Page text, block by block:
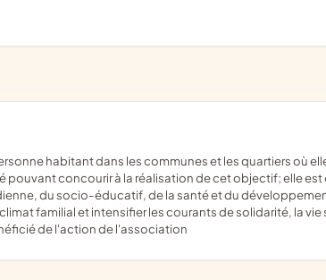
concourir à la réalisation de cet objectif; elle
du socio-éducatif, de la santé et du
familial et intensifier les courants de solidarité, la
de l'action de l'association